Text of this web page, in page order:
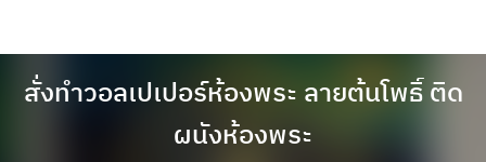
สั่งทำวอลเปเปอร์ห้องพระ ลายต้นโพธิ์ ติด
ผนังห้องพระ